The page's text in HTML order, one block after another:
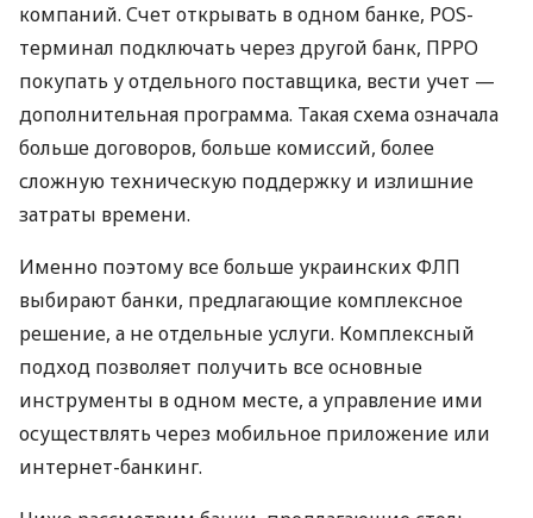
компаний. Счет открывать в одном банке, POS-
терминал подключать через другой банк, ПРРО
покупать у отдельного поставщика, вести учет —
дополнительная программа. Такая схема означала
больше договоров, больше комиссий, более
сложную техническую поддержку и излишние
затраты времени.
Именно поэтому все больше украинских ФЛП
выбирают банки, предлагающие комплексное
решение, а не отдельные услуги. Комплексный
подход позволяет получить все основные
инструменты в одном месте, а управление ими
осуществлять через мобильное приложение или
интернет-банкинг.